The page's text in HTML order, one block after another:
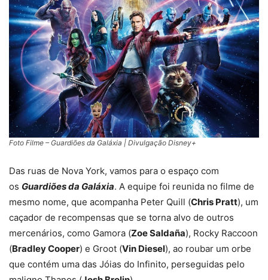
Foto Filme – Guardiões da Galáxia | Divulgação Disney+
Das ruas de Nova York, vamos para o espaço com
os Guardiões da Galáxia. A equipe foi reunida no filme de
mesmo nome, que acompanha Peter Quill (Chris Pratt), um
caçador de recompensas que se torna alvo de outros
mercenários, como Gamora (Zoe Saldaña), Rocky Raccoon
(Bradley Cooper) e Groot (Vin Diesel), ao roubar um orbe
que contém uma das Jóias do Infinito, perseguidas pelo